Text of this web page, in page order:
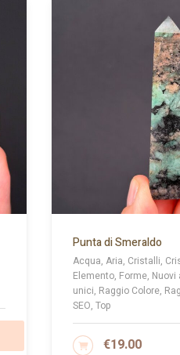
Punta di Smeraldo
Acqua, Aria, Cristalli,
Elemento, Forme, Nuovi
unici, Raggio Colore,
SEO, Top
€19.00
AGGIUNGI AL